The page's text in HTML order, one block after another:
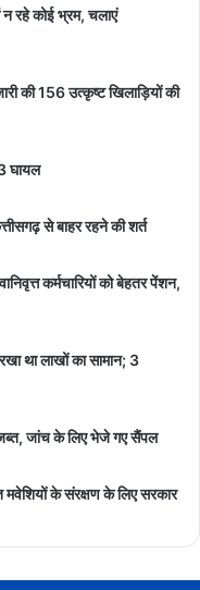
रहे कोई भ्रम, चलाएं
की 156 उत्कृष्ट खिलाड़ियों की
घायल
से बाहर रहने की शर्त
कर्मचारियों को बेहतर पेंशन,
था लाखों का सामान; 3
जांच के लिए भेजे गए सैंपल
मवेशियों के संरक्षण के लिए सरकार